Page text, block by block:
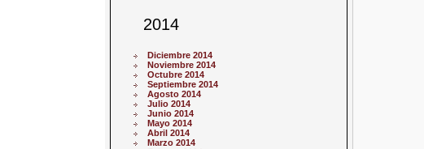
2014
Diciembre 2014
Noviembre 2014
Octubre 2014
Septiembre 2014
Agosto 2014
Julio 2014
Junio 2014
Mayo 2014
Abril 2014
Marzo 2014